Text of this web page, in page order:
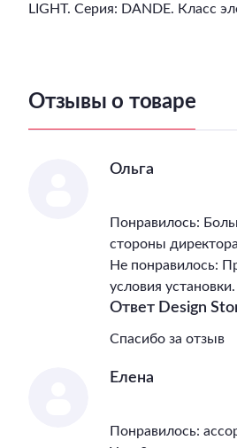
LIGHT. Серия: DANDE. Класс
Отзывы о товаре
Ольга
Понравилось:
стороны
Не понравилось:
условия
Ответ Design
Спасибо за отзыв
Елена
Понравилось: